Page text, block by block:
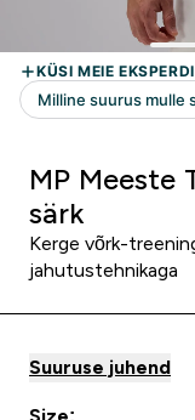
MP Meeste
särk
Kerge võrk-
jahutustehnikaga
Suuruse juhend
Size: